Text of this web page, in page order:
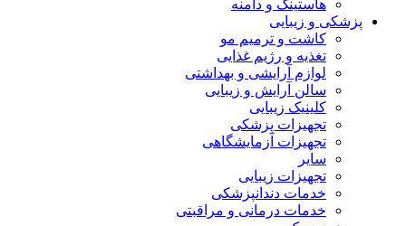
هاستینگ و دامنه
پزشکی و زیبایی
کاشت و ترمیم مو
تغذیه و رژیم غذایی
لوازم آرایشی و بهداشتی
سالن آرایش و زیبایی
کلینیک زیبایی
تجهیزات پزشکی
تجهیزات آزمایشگاهی
سایر
تجهیزات زیبایی
خدمات دندانپزشکی
خدمات درمانی و مراقبتی